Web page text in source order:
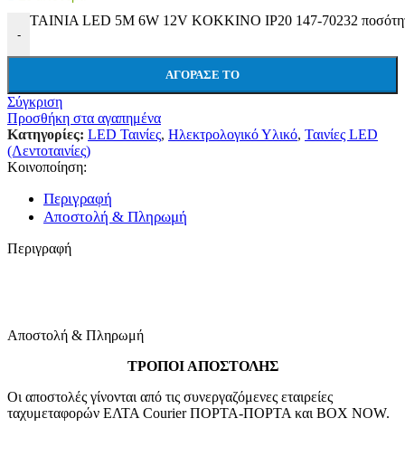
-
TAINIA LED 5M 6W 12V KOKKINO IP20 147-70232
ΑΓΌΡΑΣΕ ΤΟ
Σύγκριση
Προσθήκη στα αγαπημένα
Κατηγορίες: LED Ταινίες, Ηλεκτρολογικό Υλικό, Ταινίες LED
(Λεντοταινίες)
Κοινοποίηση:
Περιγραφή
Αποστολή & Πληρωμή
Περιγραφή
Αποστολή & Πληρωμή
ΤΡΟΠΟΙ ΑΠΟΣΤΟΛΗΣ
Οι αποστολές γίνονται από τις συνεργαζόμενες εταιρείες
ταχυμεταφορών ΕΛΤΑ Courier ΠΟΡΤΑ-ΠΟΡΤΑ και BOX NOW.